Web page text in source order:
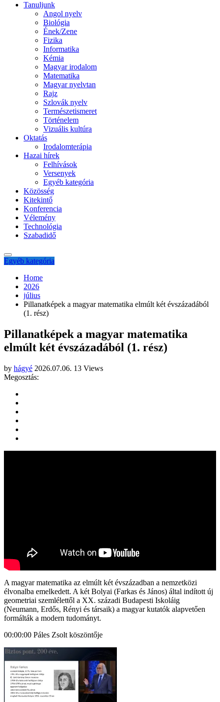
Tanuljunk
Angol nyelv
Biológia
Ének/Zene
Fizika
Informatika
Kémia
Magyar irodalom
Matematika
Magyar nyelvtan
Rajz
Szlovák nyelv
Természetismeret
Történelem
Vizuális kultúra
Oktatás
Irodalomterápia
Hazai hírek
Felhívások
Versenyek
Egyéb kategória
Közösség
Kitekintő
Konferencia
Vélemény
Technológia
Szabadidő
Egyéb kategória
Home
2026
július
Pillanatképek a magyar matematika elmúlt két évszázadából
(1. rész)
Pillanatképek a magyar matematika
elmúlt két évszázadából (1. rész)
by hágyé 2026.07.06. 13 Views
Megosztás:
A magyar matematika az elmúlt két évszázadban a nemzetközi
élvonalba emelkedett. A két Bolyai (Farkas és János) által indított új
geometriai szemlélettől a XX. századi Budapesti Iskoláig
(Neumann, Erdős, Rényi és társaik) a magyar kutatók alapvetően
formálták a modern tudományt.
00:00:00 Páles Zsolt köszöntője